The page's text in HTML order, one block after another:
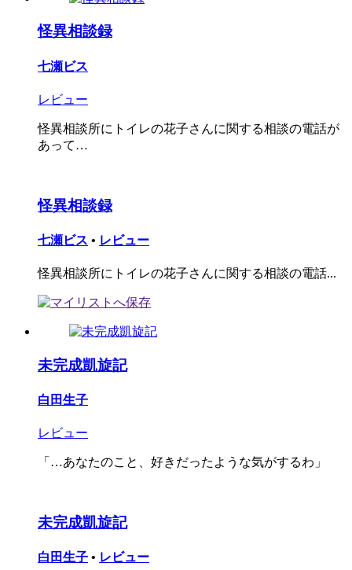
怪異相談録
七瀬ビス
レビュー
怪異相談所にトイレの花子さんに関する相談の電話が
あって…
怪異相談録
七瀬ビス • レビュー
怪異相談所にトイレの花子さんに関する相談の電話...
未完成凱旋記
白田生子
レビュー
「…あなたのこと、好きだったような気がするわ」
未完成凱旋記
白田生子 • レビュー